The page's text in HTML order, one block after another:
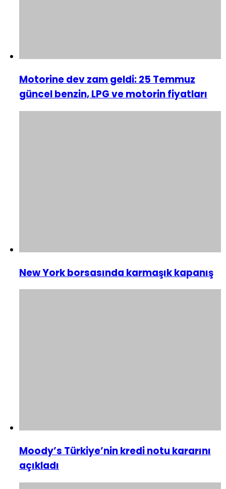
Motorine dev zam geldi: 25 Temmuz
güncel benzin, LPG ve motorin fiyatları
New York borsasında karmaşık kapanış
Moody’s Türkiye’nin kredi notu kararını
açıkladı